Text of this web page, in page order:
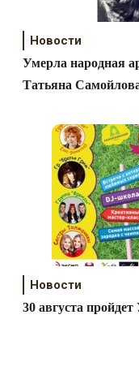
Новости
Умерла народная
Татьяна
Новости
30 августа